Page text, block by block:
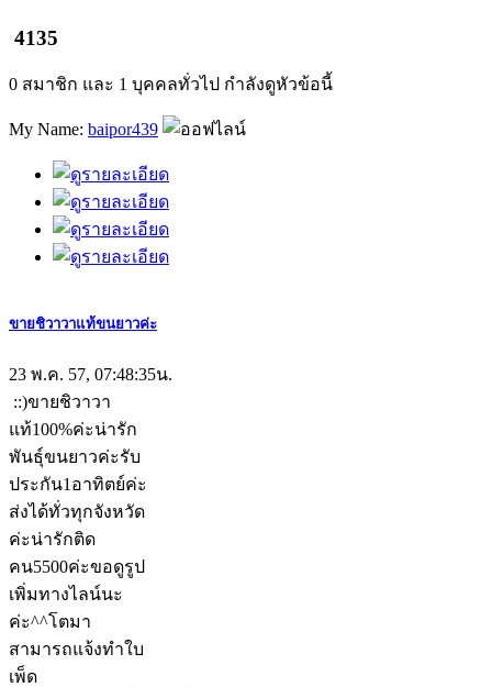
4135
0 สมาชิก และ 1 บุคคลทั่วไป กำลังดูหัวข้อนี้
My Name: baipor439
ขายชิวาวาแท้ขนยาวค่ะ
23 พ.ค. 57, 07:48:35น.
::)ขายชิวาวา
แท้100%ค่ะน่ารัก
พันธุ์ขนยาวค่ะรับ
ประกัน1อาทิตย์ค่ะ
ส่งได้ทั่วทุกจังหวัด
ค่ะน่ารักติด
คน5500ค่ะขอดูรูป
เพิ่มทางไลน์นะ
ค่ะ^^โตมา
สามารถแจ้งทำใบ
เพ็ด